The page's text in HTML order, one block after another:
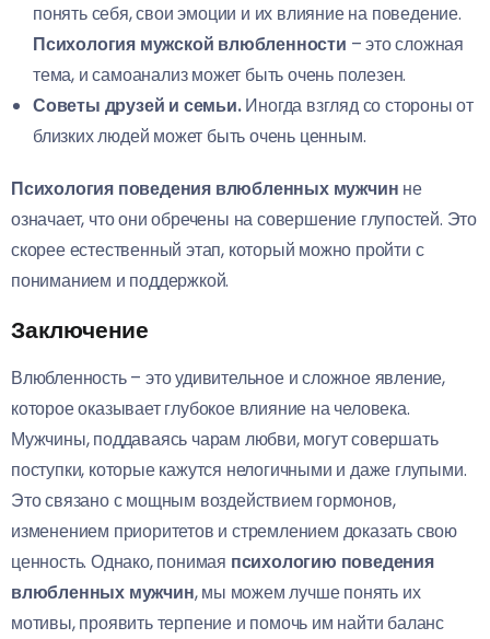
понять себя, свои эмоции и их влияние на поведение.
Психология мужской влюбленности – это сложная
тема, и самоанализ может быть очень полезен.
Советы друзей и семьи.Иногда взгляд со стороны от
близких людей может быть очень ценным.
Психология поведения влюбленных мужчин не
означает, что они обречены на совершение глупостей. Это
скорее естественный этап, который можно пройти с
пониманием и поддержкой.
Заключение
Влюбленность – это удивительное и сложное явление,
которое оказывает глубокое влияние на человека.
Мужчины, поддаваясь чарам любви, могут совершать
поступки, которые кажутся нелогичными и даже глупыми.
Это связано с мощным воздействием гормонов,
изменением приоритетов и стремлением доказать свою
ценность. Однако, понимая психологию поведения
влюбленных мужчин, мы можем лучше понять их
мотивы, проявить терпение и помочь им найти баланс